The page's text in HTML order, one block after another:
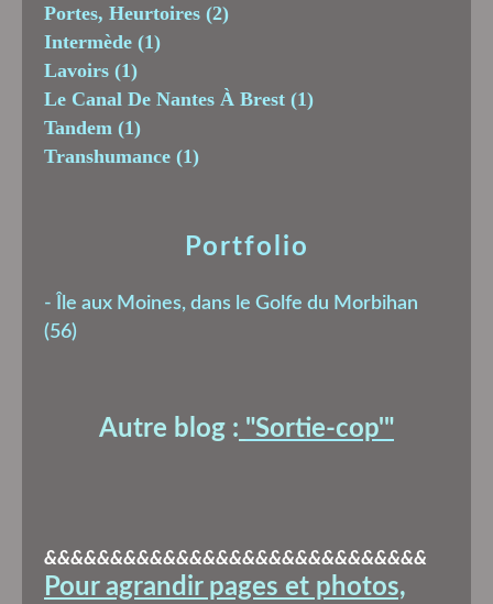
Portes, Heurtoires (2)
Intermède (1)
Lavoirs (1)
Le Canal De Nantes À Brest (1)
Tandem (1)
Transhumance (1)
Portfolio
- Île aux Moines, dans le Golfe du Morbihan
(56)
Autre blog : "Sortie-cop'"
&&&&&&&&&&&&&&&&&&&&&&&&&&&&&
Pour agrandir pages et photos,